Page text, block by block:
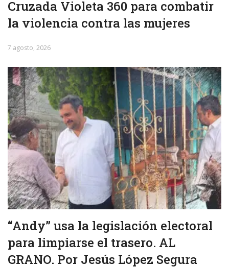
Cruzada Violeta 360 para combatir
la violencia contra las mujeres
7 agosto, 2026
“Andy” usa la legislación electoral
para limpiarse el trasero. AL
GRANO. Por Jesús López Segura